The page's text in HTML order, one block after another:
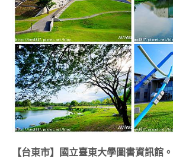
【台東市】國立臺東大學圖書資訊館